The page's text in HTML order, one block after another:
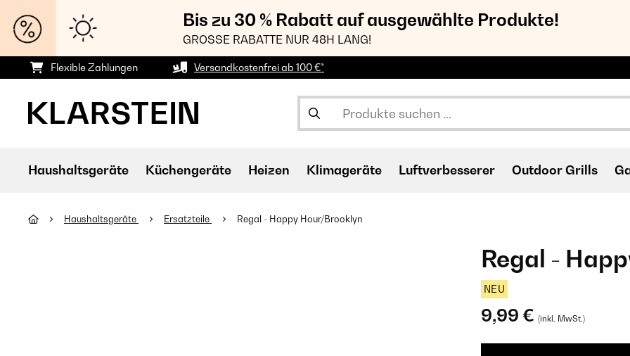
Bis zu 30 % Rabatt auf ausgewählte Produkte!
GROSSE RABATTE NUR 48H LANG!
Flexible Zahlungen Versandkostenfrei ab 100 €*
Haushaltsgeräte Küchengeräte Heizen Klimageräte Luftverbesserer Outdoor Grills
Haushaltsgeräte Ersatzteile Regal - Happy Hour/Brooklyn
Regal -
NEU
9,99 € (inkl. MwSt.)